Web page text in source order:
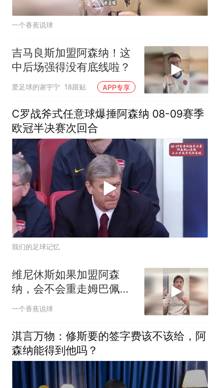
一个香蕉说球
吉马良斯加盟阿森纳！这
中后场强得没有底线啦？
爱足球的谢宇宁 18跟贴 APP专享
C罗战斧式任意球爆捶阿森纳 08-09赛季
欧冠半决赛次回合
我们的足球记忆
维尼休斯如果加盟阿森
纳，会不会重走姆巴佩的
路？
一个香蕉说球
淇言万物：修斯要的签字费该不该给，阿
森纳能得到他吗？